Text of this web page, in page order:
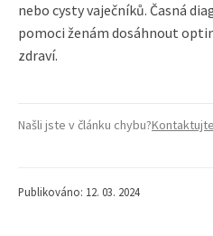
nebo cysty vaječníků. Časná
pomoci ženám dosáhnout
zdraví.
Našli jste v článku chybu?
Publikováno: 12. 03. 2024